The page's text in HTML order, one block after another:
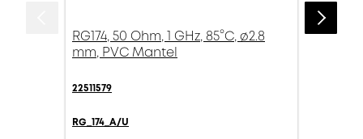
RG174, 50 Ohm, 1 GHz, 85°C, ø2.8
mm, PVC Mantel
22511579
RG_174_A/U